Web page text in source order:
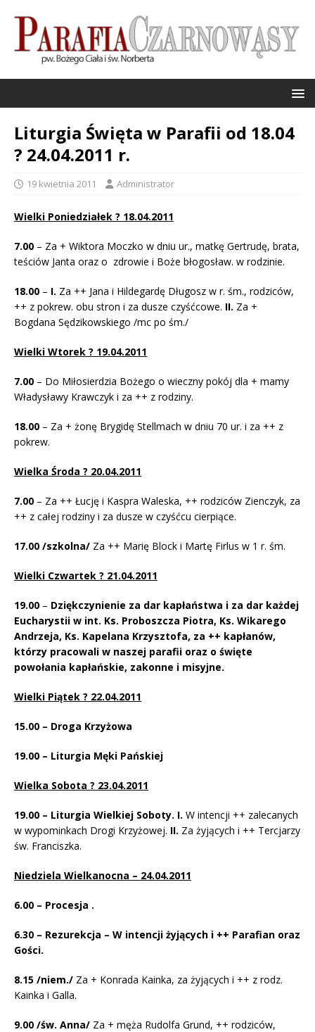
Liturgia Święta w Parafii od 18.04
? 24.04.2011 r.
19 kwietnia 2011 Administrator
Wielki Poniedziałek ? 18.04.2011
7.00 – Za + Wiktora Moczko w dniu ur., matkę Gertrudę, brata,
teściów Janta oraz o zdrowie i Boże błogosław. w rodzinie.
18.00 – I. Za ++ Jana i Hildegardę Długosz w r. śm., rodziców,
++ z pokrew. obu stron i za dusze czyśćcowe. II. Za +
Bogdana Sędzikowskiego /mc po śm./
Wielki Wtorek ? 19.04.2011
7.00 – Do Miłosierdzia Bożego o wieczny pokój dla + mamy
Władysławy Krawczyk i za ++ z rodziny.
18.00 – Za + żonę Brygidę Stellmach w dniu 70 ur. i za ++ z
pokrew.
Wielka Środa ? 20.04.2011
7.00 – Za ++ Łucję i Kaspra Waleska, ++ rodziców Zienczyk, za
++ z całej rodziny i za dusze w czyśćcu cierpiące.
17.00 /szkolna/ Za ++ Marię Block i Martę Firlus w 1 r. śm.
Wielki Czwartek ? 21.04.2011
19.00 – Dziękczynienie za dar kapłaństwa i za dar każdej
Eucharystii w int. Ks. Proboszcza Piotra, Ks. Wikarego
Andrzeja, Ks. Kapelana Krzysztofa, za ++ kapłanów,
którzy pracowali w naszej parafii oraz o święte
powołania kapłańskie, zakonne i misyjne.
Wielki Piątek ? 22.04.2011
15.00 – Droga Krzyżowa
19.00 – Liturgia Męki Pańskiej
Wielka Sobota ? 23.04.2011
19.00 – Liturgia Wielkiej Soboty. I. W intencji ++ zalecanych
w wypominkach Drogi Krzyżowej. II. Za żyjących i ++ Tercjarzy
św. Franciszka.
Niedziela Wielkanocna – 24.04.2011
6.00 – Procesja .
6.30 – Rezurekcja – W intencji żyjących i ++ Parafian oraz
Gości.
8.15 /niem./ Za + Konrada Kainka, za żyjących i ++ z rodz.
Kainka i Galla.
9.00 /św. Anna/ Za + męża Rudolfa Grund, ++ rodziców,